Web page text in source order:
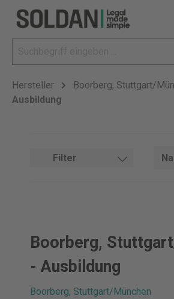
Hersteller
Boorberg, Stuttgart/
Ausbildung
Filter
Boorberg,
- Ausbildung
Boorberg, Stuttgart/München